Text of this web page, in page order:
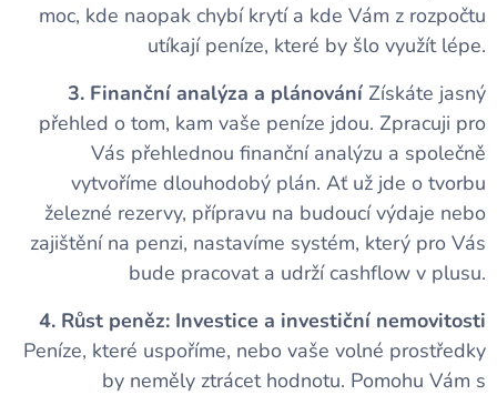
moc, kde naopak chybí krytí a kde Vám z rozpočtu
utíkají peníze, které by šlo využít lépe.
3. Finanční analýza a plánování Získáte jasný
přehled o tom, kam vaše peníze jdou. Zpracuji pro
Vás přehlednou finanční analýzu a společně
vytvoříme dlouhodobý plán. Ať už jde o tvorbu
železné rezervy, přípravu na budoucí výdaje nebo
zajištění na penzi, nastavíme systém, který pro Vás
bude pracovat a udrží cashflow v plusu.
4. Růst peněz: Investice a investiční nemovitosti
Peníze, které uspoříme, nebo vaše volné prostředky
by neměly ztrácet hodnotu. Pomohu Vám s